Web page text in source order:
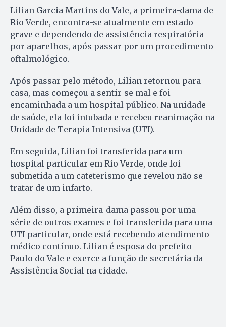
Lilian Garcia Martins do Vale, a primeira-dama de
Rio Verde, encontra-se atualmente em estado
grave e dependendo de assistência respiratória
por aparelhos, após passar por um procedimento
oftalmológico.
Após passar pelo método, Lilian retornou para
casa, mas começou a sentir-se mal e foi
encaminhada a um hospital público. Na unidade
de saúde, ela foi intubada e recebeu reanimação na
Unidade de Terapia Intensiva (UTI).
Em seguida, Lilian foi transferida para um
hospital particular em Rio Verde, onde foi
submetida a um cateterismo que revelou não se
tratar de um infarto.
Além disso, a primeira-dama passou por uma
série de outros exames e foi transferida para uma
UTI particular, onde está recebendo atendimento
médico contínuo. Lilian é esposa do prefeito
Paulo do Vale e exerce a função de secretária da
Assistência Social na cidade.